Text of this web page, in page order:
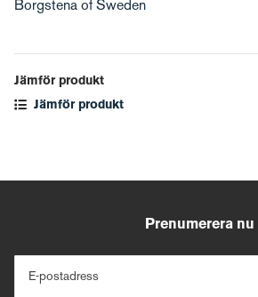
Borgstena of Sweden
Jämför produkt
Jämför produkt
Prenumerera nu
E-postadress